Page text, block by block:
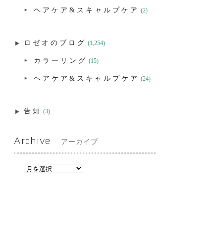
ヘアケア&スキャルプケア (2)
ロゼオのブログ (1,254)
カラーリング (15)
ヘアケア&スキャルプケア (24)
告知 (3)
Archive アーカイブ